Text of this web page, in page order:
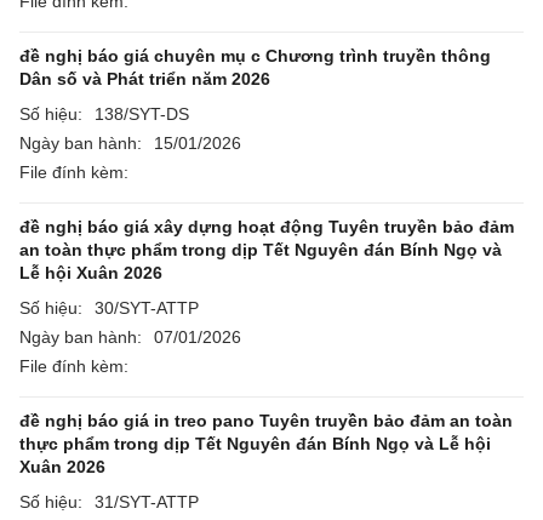
đề nghị báo giá chuyên mụ c Chương trình truyền thông
Dân số và Phát triển năm 2026
Số hiệu:
138/SYT-DS
Ngày ban hành:
15/01/2026
File đính kèm:
đề nghị báo giá xây dựng hoạt động Tuyên truyền bảo đảm
an toàn thực phẩm trong dịp Tết Nguyên đán Bính Ngọ và
Lễ hội Xuân 2026
Số hiệu:
30/SYT-ATTP
Ngày ban hành:
07/01/2026
File đính kèm:
đề nghị báo giá in treo pano Tuyên truyền bảo đảm an toàn
thực phẩm trong dịp Tết Nguyên đán Bính Ngọ và Lễ hội
Xuân 2026
Số hiệu:
31/SYT-ATTP